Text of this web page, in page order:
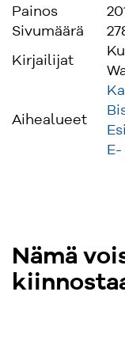
Painos
Sivumäärä
Kirjailijat
Aihealueet
Nämä